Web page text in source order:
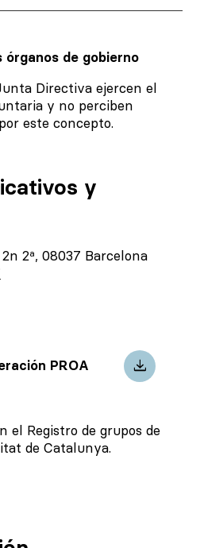
de gobierno
Directiva ejercen el
y no perciben
este concepto.
y
2ª, 08037 Barcelona
PROA download
el Registro de grupos de
de Catalunya.